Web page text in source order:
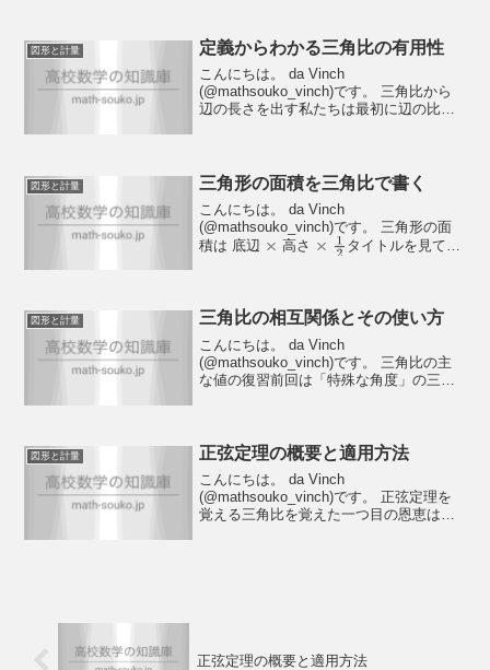
図形と計量 定義からわかる三角比の有用性
こんにちは。 da Vinch
(@mathsouko_vinch)です。 三角比から
辺の長さを出す私たちは最初に辺の比か
う最初のメ...
図形と計量 三角形の面積を三角比で書く
こんにちは。 da Vinch
(@mathsouko_vinch)です。 三角形の面
積は 底辺 × 高さ × 12タイトルを見て当
図形と計量 三角比の相互関係とその使い方
こんにちは。 da Vinch
(@mathsouko_vinch)です。 三角比の主
な値の復習前回は「特殊な角度」の三角
図形と計量 正弦定理の概要と適用方法
こんにちは。 da Vinch
(@mathsouko_vinch)です。 正弦定理を
覚える三角比を覚えた一つ目の恩恵はこ
正弦定理の概要と適用方法